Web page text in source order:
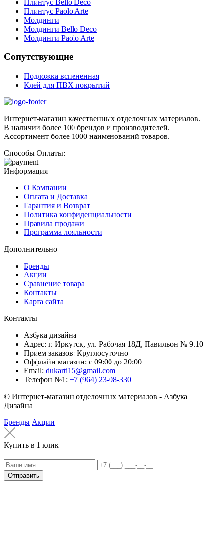
Плинтус Bello Deco
Плинтус Paolo Arte
Молдинги
Молдинги Bello Deco
Молдинги Paolo Arte
Сопутствующие
Подложка вспененная
Клей для ПВХ покрытий
Интернет-магазин качественных отделочных материалов.
В наличии более 100 брендов и производителей.
Ассортимент более 1000 наименований товаров.
Способы Оплаты:
Информация
О Компании
Оплата и Доставка
Гарантия и Возврат
Политика конфиденциальности
Правила продажи
Программа лояльности
Дополнительно
Бренды
Акции
Сравнение товара
Контакты
Карта сайта
Контакты
Азбука дизайна
Адрес: г. Иркутск, ул. Рабочая 18Д, Павильон № 9.10
Прием заказов: Круглосуточно
Оффлайн магазин: с 09:00 до 20:00
Email: dukarti15@gmail.com
Телефон №1: +7 (964) 23-08-330
© Интернет-магазин отделочных материалов - Азбука
Дизайна
Бренды Акции
Купить в 1 клик
Отправить